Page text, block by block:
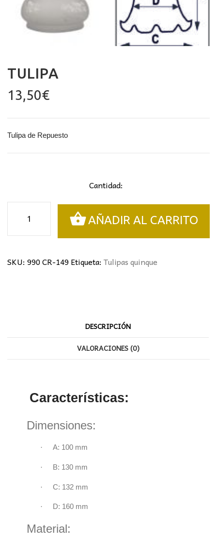
TULIPA
13,50€
Tulipa de Repuesto
Cantidad:
cantidad
AÑADIR AL CARRITO
SKU: 990 CR-149 Etiqueta: Tulipas quinque
DESCRIPCIÓN
VALORACIONES (0)
Características:
Dimensiones:
· A: 100 mm
· B: 130 mm
· C: 132 mm
· D: 160 mm
Material: